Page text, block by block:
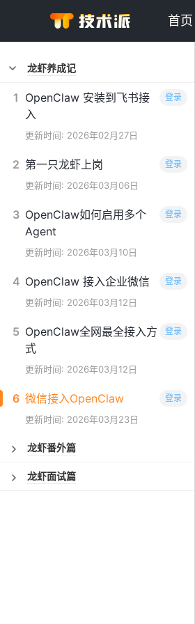
首页
龙虾养成记
1 OpenClaw 安装到飞书接
入
更新时间: 2026年02月27日
登录
2 第一只龙虾上岗
更新时间: 2026年03月06日
登录
3 OpenClaw如何启用多个
Agent
更新时间: 2026年03月10日
登录
4 OpenClaw 接入企业微信
更新时间: 2026年03月12日
登录
5 OpenClaw全网最全接入方
式
更新时间: 2026年03月12日
登录
6 微信接入OpenClaw
更新时间: 2026年03月23日
登录
龙虾番外篇
龙虾面试篇